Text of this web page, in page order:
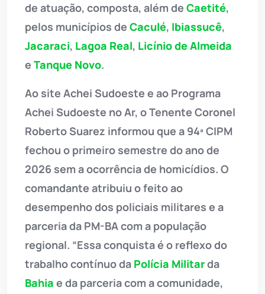
de atuação, composta, além de Caetité,
pelos municípios de Caculé, Ibiassucê,
Jacaraci, Lagoa Real, Licínio de Almeida
e Tanque Novo.
Ao site Achei Sudoeste e ao Programa
Achei Sudoeste no Ar, o Tenente Coronel
Roberto Suarez informou que a 94ª CIPM
fechou o primeiro semestre do ano de
2026 sem a ocorrência de homicídios. O
comandante atribuiu o feito ao
desempenho dos policiais militares e a
parceria da PM-BA com a população
regional. “Essa conquista é o reflexo do
trabalho contínuo da Polícia Militarda
Bahia e da parceria com a comunidade,